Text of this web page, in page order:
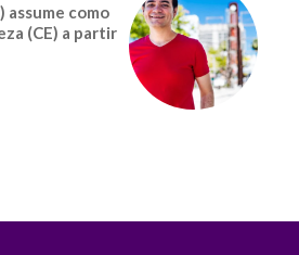
assume como
(CE) a partir